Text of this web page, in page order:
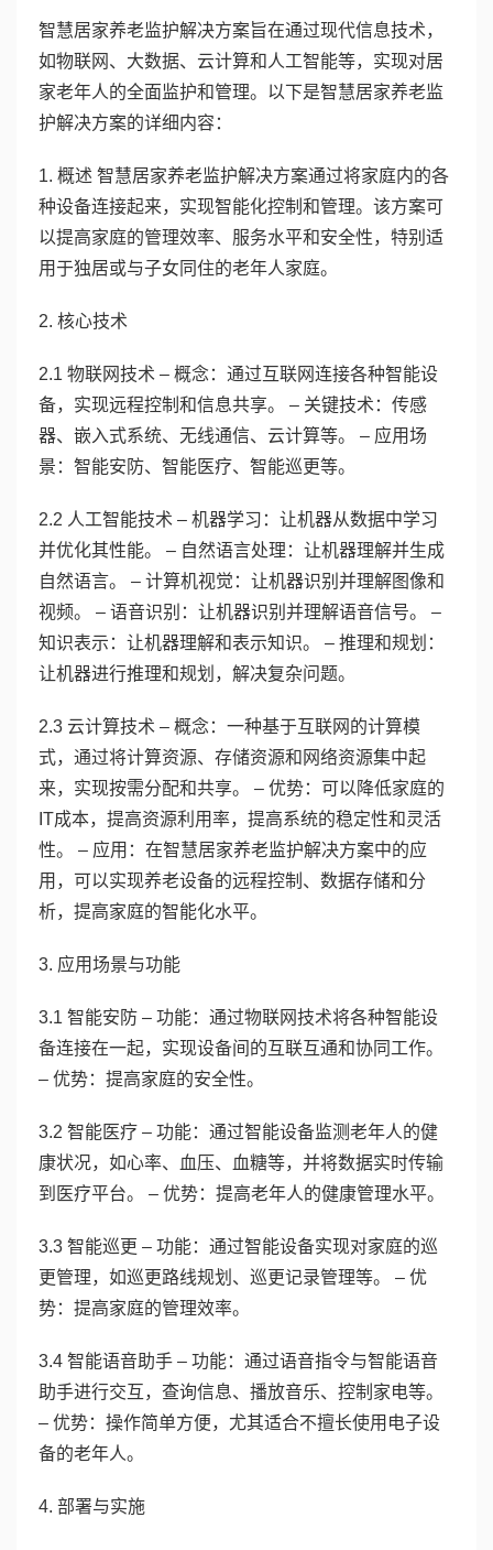
智慧居家养老监护解决方案旨在通过现代信息技术，
如物联网、大数据、云计算和人工智能等，实现对居
家老年人的全面监护和管理。以下是智慧居家养老监
护解决方案的详细内容：
1. 概述 智慧居家养老监护解决方案通过将家庭内的各
种设备连接起来，实现智能化控制和管理。该方案可
以提高家庭的管理效率、服务水平和安全性，特别适
用于独居或与子女同住的老年人家庭。
2. 核心技术
2.1 物联网技术 – 概念：通过互联网连接各种智能设
备，实现远程控制和信息共享。 – 关键技术：传感
器、嵌入式系统、无线通信、云计算等。 – 应用场
景：智能安防、智能医疗、智能巡更等。
2.2 人工智能技术 – 机器学习：让机器从数据中学习
并优化其性能。 – 自然语言处理：让机器理解并生成
自然语言。 – 计算机视觉：让机器识别并理解图像和
视频。 – 语音识别：让机器识别并理解语音信号。 –
知识表示：让机器理解和表示知识。 – 推理和规划：
让机器进行推理和规划，解决复杂问题。
2.3 云计算技术 – 概念：一种基于互联网的计算模
式，通过将计算资源、存储资源和网络资源集中起
来，实现按需分配和共享。 – 优势：可以降低家庭的
IT成本，提高资源利用率，提高系统的稳定性和灵活
性。 – 应用：在智慧居家养老监护解决方案中的应
用，可以实现养老设备的远程控制、数据存储和分
析，提高家庭的智能化水平。
3. 应用场景与功能
3.1 智能安防 – 功能：通过物联网技术将各种智能设
备连接在一起，实现设备间的互联互通和协同工作。
– 优势：提高家庭的安全性。
3.2 智能医疗 – 功能：通过智能设备监测老年人的健
康状况，如心率、血压、血糖等，并将数据实时传输
到医疗平台。 – 优势：提高老年人的健康管理水平。
3.3 智能巡更 – 功能：通过智能设备实现对家庭的巡
更管理，如巡更路线规划、巡更记录管理等。 – 优
势：提高家庭的管理效率。
3.4 智能语音助手 – 功能：通过语音指令与智能语音
助手进行交互，查询信息、播放音乐、控制家电等。
– 优势：操作简单方便，尤其适合不擅长使用电子设
备的老年人。
4. 部署与实施